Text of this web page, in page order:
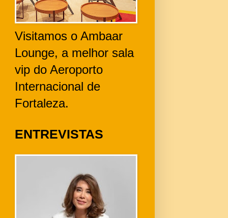
Visitamos o Ambaar
Lounge, a melhor sala
vip do Aeroporto
Internacional de
Fortaleza.
ENTREVISTAS